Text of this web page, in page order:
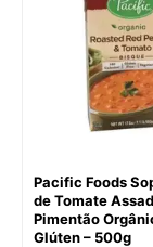
Pacific Foods
de Tomate
Pimentão
Glúten – 500g